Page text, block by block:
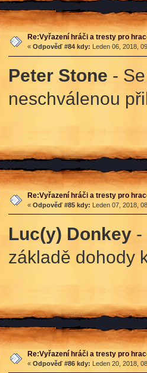
Re:Vyřazení hráči a tresty pro
« Odpověď #84 kdy: Leden 06, 2018,
Peter Stone -
neschválenou
Re:Vyřazení hráči a tresty pro
« Odpověď #85 kdy: Leden 07, 2018,
Luc(y) Donkey-
základě dohody
Re:Vyřazení hráči a tresty pro
« Odpověď #86 kdy: Leden 20, 2018,